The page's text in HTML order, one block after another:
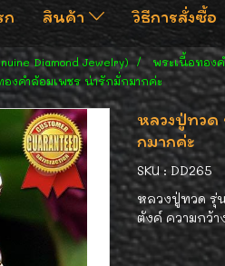
สินค้า วิธีการสั่งซื้อ
Diamond Jewelry)
พระเนื้อทอง
งคำล้อมเพชร น่ารักมั่กมากค่ะ
หลวงปู่ทวด
กมากค่ะ
SKU : DD265
หลวงปู่ทวด รุ่
ตังค์ ความกว้า